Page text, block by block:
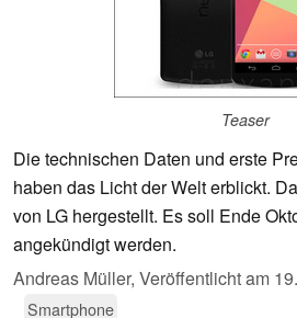
Teaser
Die technischen Daten und erste
haben das Licht der Welt erblickt.
von LG hergestellt. Es soll Ende
angekündigt werden.
Andreas Müller, Veröffentlicht am
Smartphone